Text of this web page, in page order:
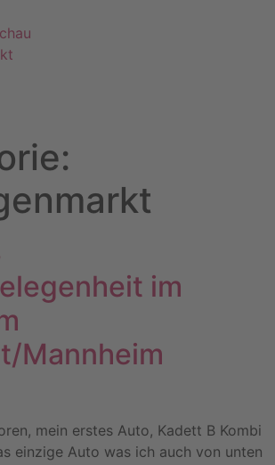
im
Mannheim
mein erstes Auto, Kadett B Kombi
einzige Auto was ich auch von unten